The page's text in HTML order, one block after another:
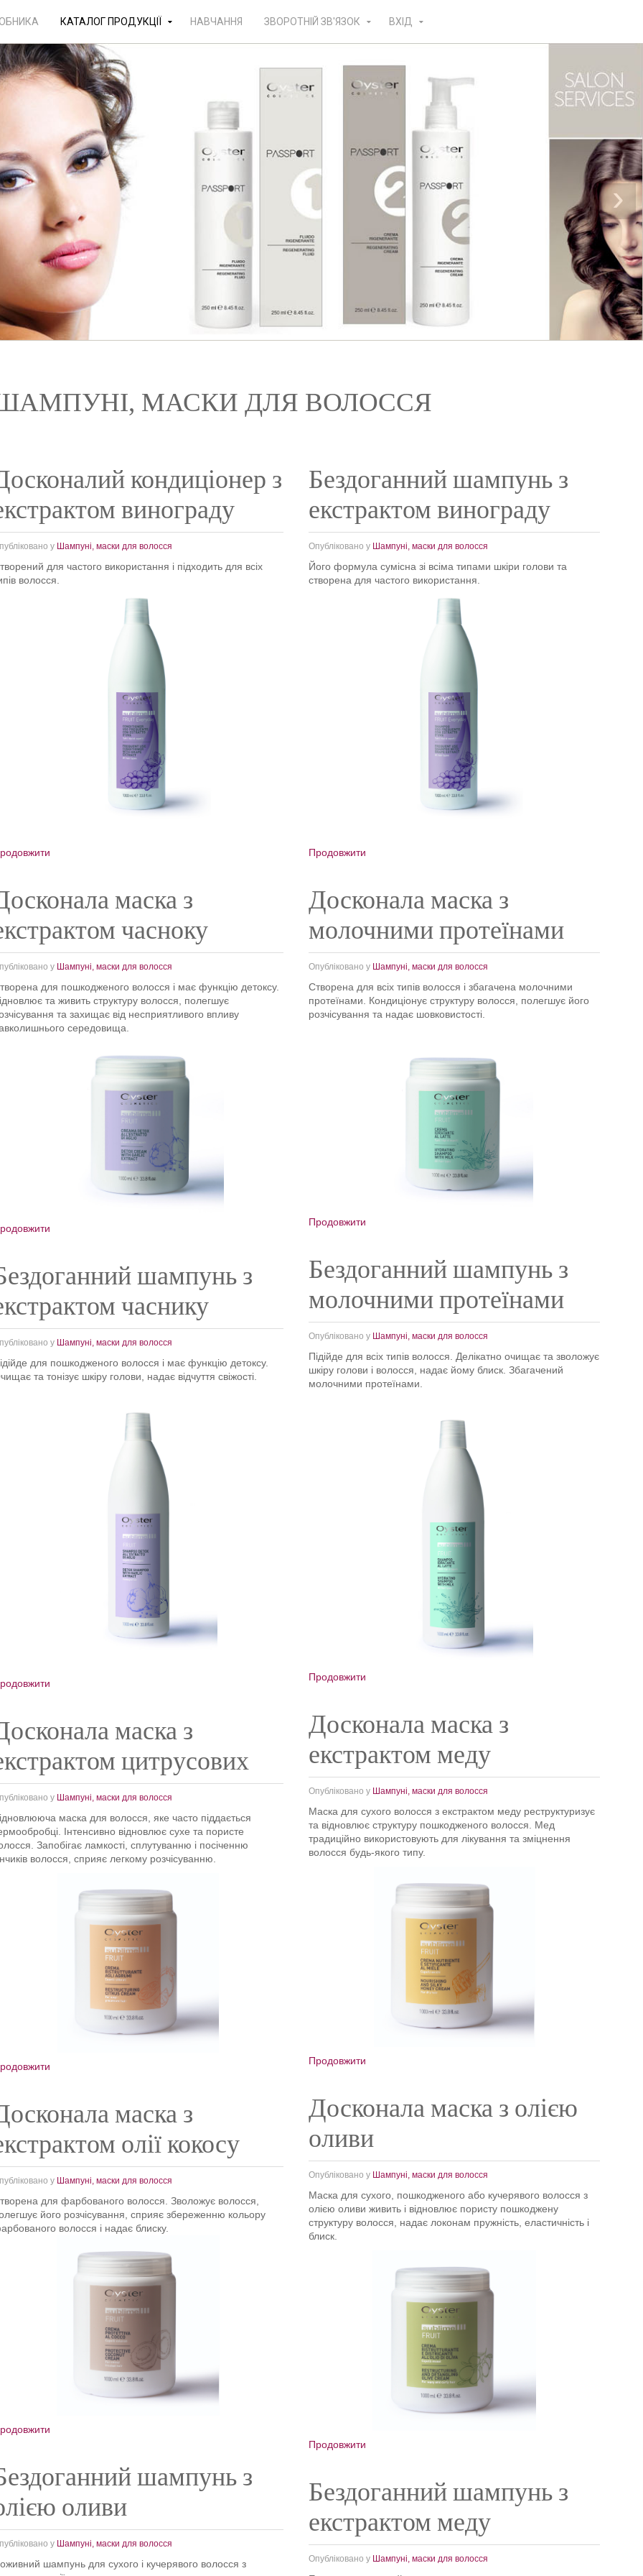
КАТАЛОГ ПРОДУКЦІЇ НАВЧАННЯ ЗВОРОТНІЙ ЗВ'ЯЗОК ВХІД
›
МАСКИ ДЛЯ ВОЛОССЯ
кондиціонер з
винограду
у Шампуні, маски для волосся
для частого використання і підходить для всіх
волосся.
маска з
часноку
у Шампуні, маски для волосся
для пошкодженого волосся і має функцію детоксу.
та живить структуру волосся, полегшує
та захищає від несприятливого впливу
середовища.
шампунь з
часнику
у Шампуні, маски для волосся
для пошкодженого волосся і має функцію детоксу.
та тонізує шкіру голови, надає відчуття свіжості.
маска з
цитрусових
у Шампуні, маски для волосся
маска для волосся, яке часто піддається
Інтенсивно відновлює сухе та пористе
Запобігає ламкості, сплутуванню і посіченню
волосся, сприяє легкому розчісуванню.
маска з
олії кокосу
у Шампуні, маски для волосся
для фарбованого волосся. Зволожує волосся,
його розчісування, сприяє збереженню кольору
волосся і надає блиску.
шампунь з
оливи
у Шампуні, маски для волосся
шампунь для сухого і кучерявого волосся з
Бездоганний шампунь з
екстрактом винограду
Опубліковано у Шампуні, маски для волосся
Його формула сумісна зі всіма типами шкіри голови та
створена для частого використання.
Продовжити
Досконала маска з
молочними протеїнами
Опубліковано у Шампуні, маски для волосся
Створена для всіх типів волосся і збагачена молочними
протеїнами. Кондиціонує структуру волосся, полегшує його
розчісування та надає шовковистості.
Продовжити
Бездоганний шампунь з
молочними протеїнами
Опубліковано у Шампуні, маски для волосся
Підійде для всіх типів волосся. Делікатно очищає та зволожує
шкіру голови і волосся, надає йому блиск. Збагачений
молочними протеїнами.
Продовжити
Досконала маска з
екстрактом меду
Опубліковано у Шампуні, маски для волосся
Маска для сухого волосся з екстрактом меду реструктуризує
та відновлює структуру пошкодженого волосся. Мед
традиційно використовують для лікування та зміцнення
волосся будь-якого типу.
Продовжити
Досконала маска з олією
оливи
Опубліковано у Шампуні, маски для волосся
Маска для сухого, пошкодженого або кучерявого волосся з
олією оливи живить і відновлює пористу пошкоджену
структуру волосся, надає локонам пружність, еластичність і
блиск.
Продовжити
Бездоганний шампунь з
екстрактом меду
Опубліковано у Шампуні, маски для волосся